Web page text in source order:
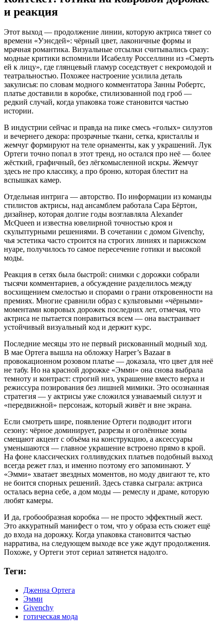
и реакция
Этот выход — продолжение линии, которую актриса тянет со
времени «Уэнсдей»: чёрный цвет, лаконичные формы и
мрачная романтика. Визуальные отсылки считывались сразу:
модные критики вспомнили Исабеллу Росселлини из «Смерть
ей к лицу», где глянцевый гламур соседствует с некромодой и
театральностью. Похожее настроение усилила деталь
закулисья: по словам модного комментатора Занны Робертс,
платье доставили в коробке, стилизованной под гроб —
редкий случай, когда упаковка тоже становится частью
истории.
В индустрии сейчас и правда на пике смесь «голых» силуэтов
и вечернего декора: прозрачные ткани, сетка, кристаллы и
жемчуг формируют на теле орнаменты, как у украшений. Лук
Ортеги точно попал в этот тренд, но остался про неё — более
жёсткий, графичный, без лёгкомысленной искры. Жемчуг
здесь не про классику, а про броню, которая блестит на
вспышках камер.
Отдельная интрига — авторство. По информации из команды
стилистов актрисы, над ансамблем работала Сара Бёртон,
дизайнер, которая долгие годы возглавляла Alexander
McQueen и известна ювелирной точностью кроя и
скульптурными решениями. В сочетании с домом Givenchy,
чья эстетика часто строится на строгих линиях и парижском
нуаре, получилось то самое пересечение готики и высокой
моды.
Реакция в сетях была быстрой: снимки с дорожки собрали
тысячи комментариев, а обсуждение разделилось между
восхищением смелостью и спорами о грани откровенности на
премиях. Многие сравнили образ с культовыми «чёрными»
моментами ковровых дорожек последних лет, отмечая, что
актриса не пытается понравиться всем — она выстраивает
устойчивый визуальный код и держит курс.
Последние месяцы это не первый рискованный модный ход.
В мае Ортега вышла на обложку Harper’s Bazaar в
провокационном розовом платье — доказала, что цвет для неё
не табу. Но на красной дорожке «Эмми» она снова выбрала
темноту и контраст: строгий низ, украшение вместо верха и
режиссура позирования без лишней мимики. Это осознанная
стратегия — у актрисы уже сложился узнаваемый силуэт и
«передвижной» персонаж, который живёт и вне экрана.
Если смотреть шире, появление Ортеги подводит итоги
сезону: чёрное доминирует, разрезы и оголённые зоны
смещают акцент с объёма на конструкцию, а аксессуары
уменьшаются — главное украшение встроено прямо в крой.
На фоне классических голливудских платьев подобный выход
всегда режет глаз, и именно поэтому его запоминают. У
«Эмми» хватает звездных моментов, но моду двигают те, кто
не боится спорных решений. Здесь ставка сыграла: актриса
осталась верна себе, а дом моды — ремеслу и драме, которую
любят камеры.
И да, гробообразная коробка — не просто эффектный жест.
Это аккуратный манифест о том, что у образа есть сюжет ещё
до входа на дорожку. Когда упаковка становится частью
нарратива, на следующем выходе все уже ждут продолжения.
Похоже, у Ортеги этот сериал затянется надолго.
Теги:
Дженна Ортега
Эмми
Givenchy
готическая мода